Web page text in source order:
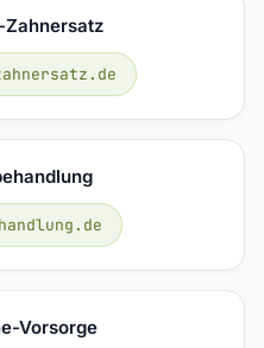
Zahnersatz
Vorsorge